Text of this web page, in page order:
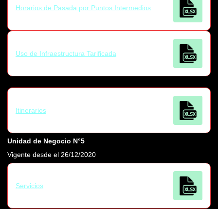
Horarios de Pasada por Puntos Intermedios
Uso de Infraestructura Tarificada
Itinerarios
Unidad de Negocio N°5
Vigente desde el 26/12/2020
Servicios